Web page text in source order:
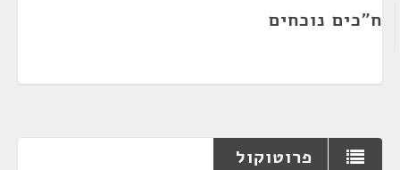
ח"כים נוכחים
פרוטוקול